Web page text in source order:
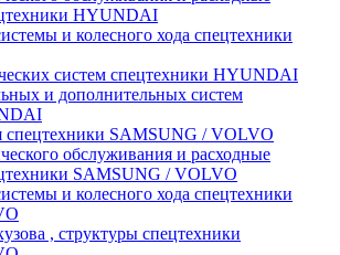
HYUNDAI
и колесного хода спецтехники
систем спецтехники HYUNDAI
и дополнительных систем
спецтехники SAMSUNG / VOLVO
обслуживания и расходные
SAMSUNG / VOLVO
и колесного хода спецтехники
, структуры спецтехники